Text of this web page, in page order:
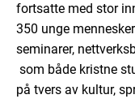
fortsatte med stor
350 unge
seminarer,
som både kristne
på tvers av kultur,